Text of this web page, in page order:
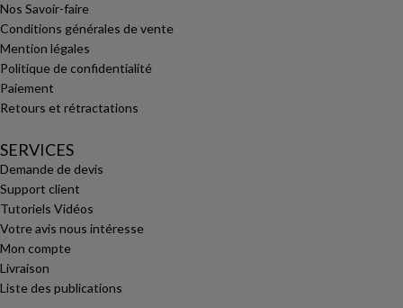
Nos Savoir-faire
Conditions générales de vente
Mention légales
Politique de confidentialité
Paiement
Retours et rétractations
SERVICES
Demande de devis
Support client
Tutoriels Vidéos
Votre avis nous intéresse
Mon compte
Livraison
Liste des publications